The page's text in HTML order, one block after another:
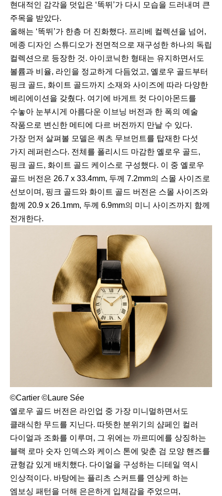
현대적인 감각을 덧입은 ‘똑뛰’가 다시 모습을 드러내며 큰
주목을 받았다.
올해는 ‘똑뛰’가 한층 더 진화했다. 프리베 컬렉션을 넘어,
메종 디자인 스튜디오가 전면적으로 재구성한 하나의 독립
컬렉션으로 등장한 것. 아이코닉한 형태는 유지하면서도
볼륨과 비율, 라인을 정교하게 다듬었고, 옐로우 골드부터
핑크 골드, 화이트 골드까지 소재와 사이즈에 따라 다양한
베리에이션을 갖췄다. 여기에 바게트 컷 다이아몬드를
수놓아 눈부시게 아름다운 이브닝 버전과 한 폭의 예술
작품으로 변신한 메티에 다르 버전까지 만날 수 있다.
가장 먼저 살펴볼 모델은 쿼츠 무브먼트를 탑재한 다섯
가지 레퍼런스다. 전체를 폴리시드 마감한 옐로우 골드,
핑크 골드, 화이트 골드 케이스로 구성했다. 이 중 옐로우
골드 버전은 26.7 x 33.4mm, 두께 7.2mm의 스몰 사이즈로
선보이며, 핑크 골드와 화이트 골드 버전은 스몰 사이즈와
함께 20.9 x 26.1mm, 두께 6.9mm의 미니 사이즈까지 함께
전개한다.
©Cartier ©Laure Sée
옐로우 골드 버전은 라인업 중 가장 미니멀하면서도
클래식한 무드를 지닌다. 따뜻한 분위기의 샴페인 컬러
다이얼과 조화를 이루며, 그 위에는 까르띠에를 상징하는
블랙 로마 숫자 인덱스와 케이스 톤에 맞춘 검 모양 핸즈를
균형감 있게 배치했다. 다이얼을 구성하는 디테일 역시
인상적이다. 바탕에는 플리츠 스커트를 연상케 하는
엠보싱 패턴을 더해 은은하게 입체감을 주었으며,